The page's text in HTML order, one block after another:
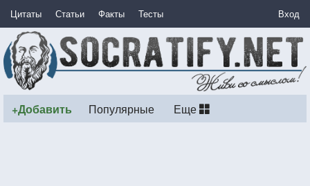
Цитаты Статьи Факты Тесты Вход
+Добавить Популярные Еще